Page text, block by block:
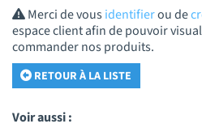
Merci de vousidentifierou de
espace client afin de pouvoir
commander nos produits.
RETOUR À LA LISTE
Voir aussi :